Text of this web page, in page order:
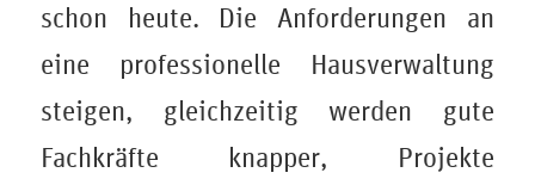
schon heute. Die Anforderungen an
eine professionelle Hausverwaltung
steigen, gleichzeitig werden gute
Fachkräfte knapper, Projekte